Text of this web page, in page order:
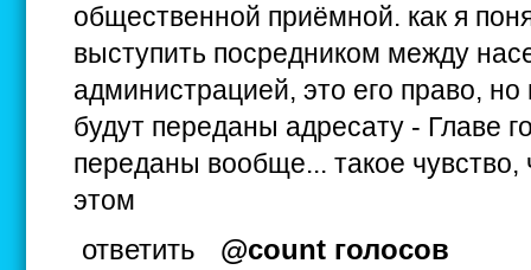
общественной приёмной. как я
выступить посредником между
администрацией, это его право, но
будут переданы адресату - Главе
переданы вообще... такое чувство,
этом
ответить
@count голосов